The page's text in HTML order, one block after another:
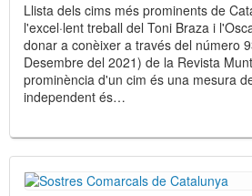
Llista dels cims més prominents de
l'excel·lent treball del Toni Braza i
donar a conèixer a través del número
Desembre del 2021) de la Revista
prominència d'un cim és una mesura
independent és…